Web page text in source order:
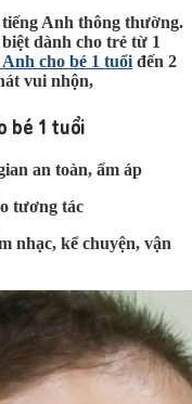
Anh thông thường.
dành cho trẻ từ 1
cho bé 1 tuổi đến 2
vui nhộn,
bé 1 tuổi
an toàn, ấm áp
tương tác
nhạc, kể chuyện, vận